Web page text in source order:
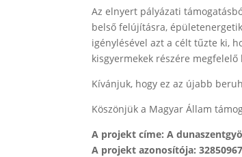
Az elnyert pályázati
belső felújításra,
igénylésével azt a célt tűzte ki,
kisgyermekek részére
Kívánjuk, hogy ez az újabb
Köszönjük a Magyar Állam
A projekt címe: A
A projekt azonosítója: